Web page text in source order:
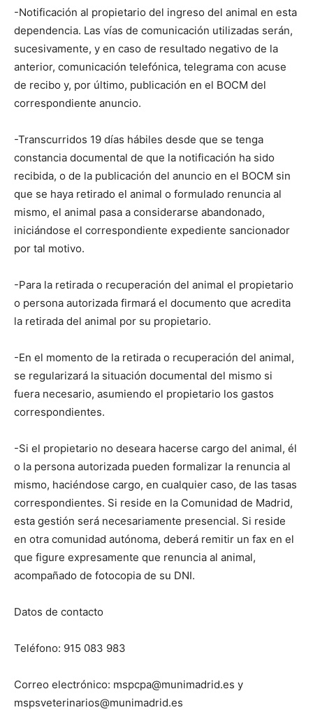
-Notificación al propietario del ingreso del animal en esta
dependencia. Las vías de comunicación utilizadas serán,
sucesivamente, y en caso de resultado negativo de la
anterior, comunicación telefónica, telegrama con acuse
de recibo y, por último, publicación en el BOCM del
correspondiente anuncio.
-Transcurridos 19 días hábiles desde que se tenga
constancia documental de que la notificación ha sido
recibida, o de la publicación del anuncio en el BOCM sin
que se haya retirado el animal o formulado renuncia al
mismo, el animal pasa a considerarse abandonado,
iniciándose el correspondiente expediente sancionador
por tal motivo.
-Para la retirada o recuperación del animal el propietario
o persona autorizada firmará el documento que acredita
la retirada del animal por su propietario.
-En el momento de la retirada o recuperación del animal,
se regularizará la situación documental del mismo si
fuera necesario, asumiendo el propietario los gastos
correspondientes.
-Si el propietario no deseara hacerse cargo del animal, él
o la persona autorizada pueden formalizar la renuncia al
mismo, haciéndose cargo, en cualquier caso, de las tasas
correspondientes. Si reside en la Comunidad de Madrid,
esta gestión será necesariamente presencial. Si reside
en otra comunidad autónoma, deberá remitir un fax en el
que figure expresamente que renuncia al animal,
acompañado de fotocopia de su DNI.
Datos de contacto
Teléfono: 915 083 983
Correo electrónico: mspcpa@munimadrid.es y
mspsveterinarios@munimadrid.es